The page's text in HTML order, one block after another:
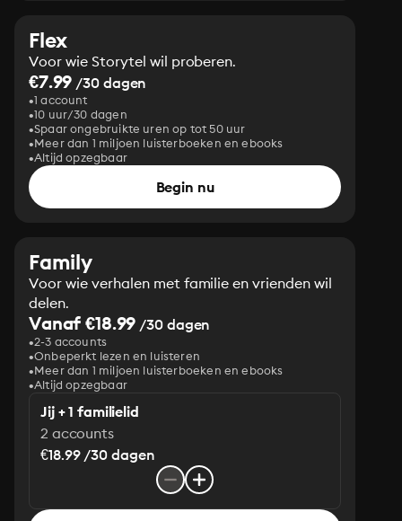
Flex
Voor wie Storytel wil proberen.
€7.99 /30 dagen
1 account
10 uur/30 dagen
Spaar ongebruikte uren op tot 50 uur
Meer dan 1 miljoen luisterboeken en ebooks
Altijd opzegbaar
Begin nu
Family
Voor wie verhalen met familie en vrienden wil
delen.
Vanaf €18.99 /30 dagen
2-3 accounts
Onbeperkt lezen en luisteren
Meer dan 1 miljoen luisterboeken en ebooks
Altijd opzegbaar
Jij + 1 familielid
2 accounts
€18.99 /30 dagen